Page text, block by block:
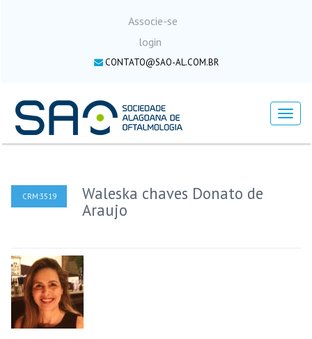
Associe-se
login
CONTATO@SAO-AL.COM.BR
Menu
CRM:3519
Waleska chaves Donato de
Araujo